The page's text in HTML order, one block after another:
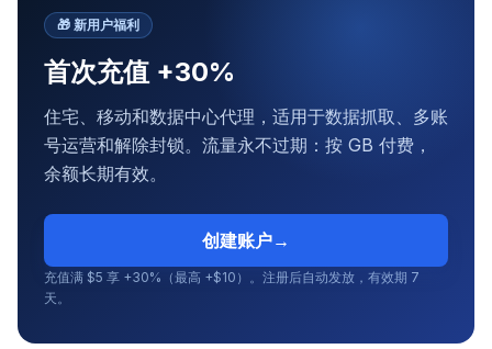
🎁 新用户福利
首次充值 +30%
住宅、移动和数据中心代理，适用于数据抓取、多账
号运营和解除封锁。流量永不过期：按 GB 付费，
余额长期有效。
创建账户→
充值满 $5 享 +30%（最高 +$10）。注册后自动发放，有效期 7
天。